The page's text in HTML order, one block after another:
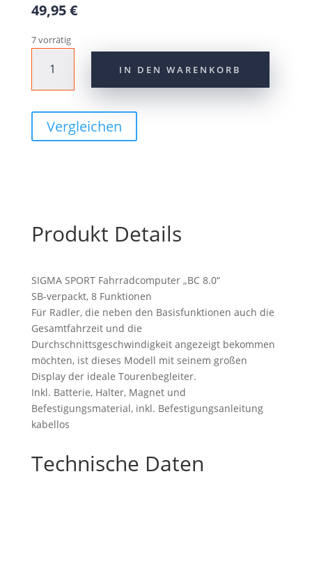
49,95€
7 vorrätig
Fahrradcomputer
BC
Kabellos
Menge
IN DEN WARENKORB
Vergleichen
Produkt Details
SIGMA SPORT Fahrradcomputer „BC 8.0“
SB-verpackt, 8 Funktionen
Für Radler, die neben den Basisfunktionen auch die
Gesamtfahrzeit und die
Durchschnittsgeschwindigkeit angezeigt bekommen
möchten, ist dieses Modell mit seinem großen
Display der ideale Tourenbegleiter.
Inkl. Batterie, Halter, Magnet und
Befestigungsmaterial, inkl. Befestigungsanleitung
kabellos
Technische Daten